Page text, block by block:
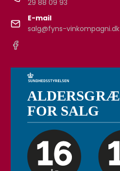
29 88 09 93
E-mail
salg@fyns-vinkompagni.dk